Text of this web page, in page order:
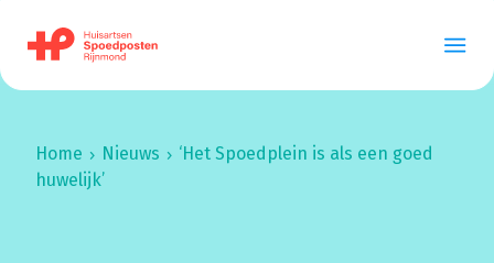
Home Nieuws
‘Het Spoedplein is als een goed
huwelijk’